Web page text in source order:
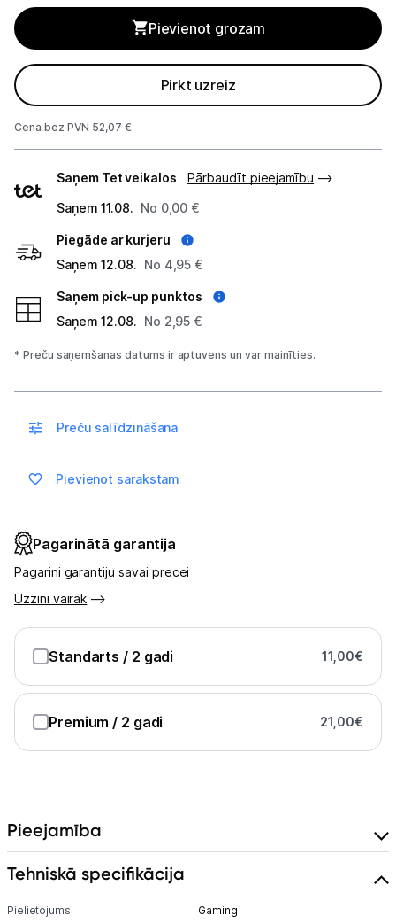
Spēļu konsoles un piederumi
Datu nesēji
Projektori un ekrāni
Tīkla iekārtas
Drukas iekārtas
Telefoni, planšetdatori
Viedierīces
Sadzīves tehnika
Skaistumkopšana
Sports un atpūta
Ražotāju atjaunota tehnika
Vēlmju saraksts
Blogs
Piegāde un apmaksa
Tehnikas izvešana
Uzņēmumiem
Kontakti
Pievienot grozam
Pirkt uzreiz
Cena bez PVN 52,07 €
veidi
Saņem Tet veikalos
Pārbaudīt pieejamību
Saņem 11.08. No 0,00 €
Piegāde ar kurjeru
Saņem 12.08. No 4,95 €
Saņem pick-up punktos
Saņem 12.08. No 2,95 €
* Preču saņemšanas datums ir aptuvens un var mainīties.
Preču salīdzināšana
Pievienot sarakstam
Pagarinātā garantija
Pagarini garantiju savai precei
Uzzini vairāk
Standarts / 2 gadi 11,00€
Premium / 2 gadi 21,00€
Pieejamība
Tehniskā specifikācija
Pielietojums: Gaming